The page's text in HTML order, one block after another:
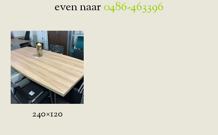
even naar 0486-463396
240×120